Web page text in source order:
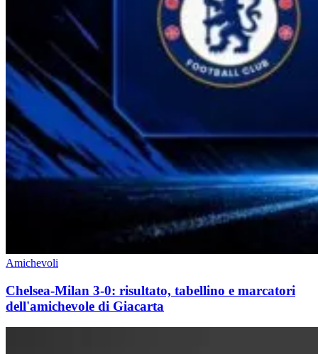
Amichevoli
Chelsea-Milan 3-0: risultato, tabellino e marcatori
dell'amichevole di Giacarta